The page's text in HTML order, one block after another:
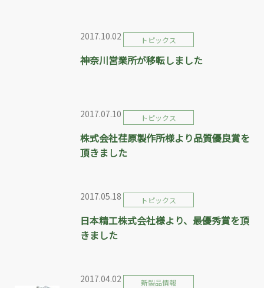
2017.10.02 トピックス
神奈川営業所が移転しました
2017.07.10 トピックス
株式会社荏原製作所様より品質優良賞を
頂きました
2017.05.18 トピックス
日本精工株式会社様より、最優秀賞を頂
きました
2017.04.02 新製品情報